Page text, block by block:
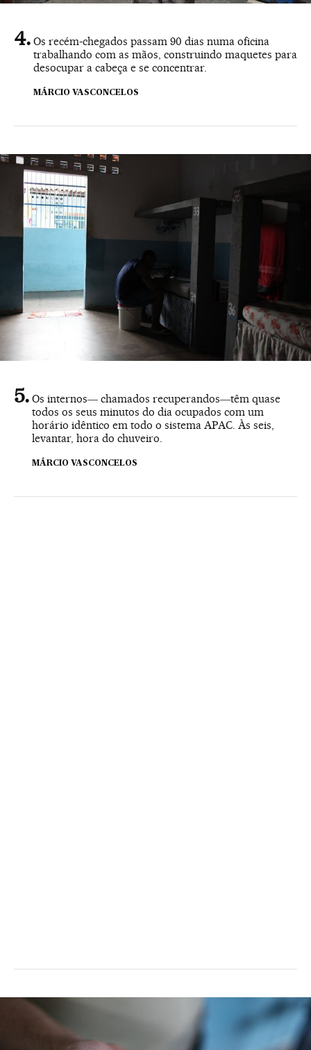
Os recém-chegados passam 90 dias numa oficina
trabalhando com as mãos, construindo maquetes para
desocupar a cabeça e se concentrar.
MÁRCIO VASCONCELOS
Os internos― chamados recuperandos―têm quase
todos os seus minutos do dia ocupados com um
horário idêntico em todo o sistema APAC. Às seis,
levantar, hora do chuveiro.
MÁRCIO VASCONCELOS